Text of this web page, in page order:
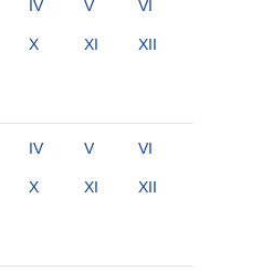
IV V VI
X XI XII
IV V VI
X XI XII